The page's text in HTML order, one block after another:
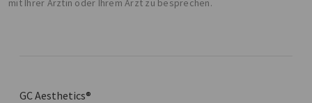
mit Ihrer Ärztin oder Ihrem Arzt zu besprechen.
GC Aesthetics®